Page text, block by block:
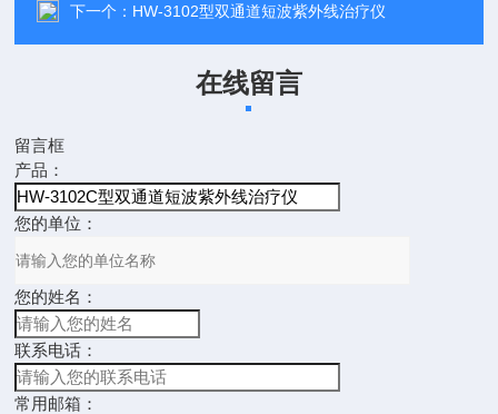
下一个： HW-3102型双通道短波紫外线治疗仪
在线留言
留言框
产品：
您的单位：
您的姓名：
联系电话：
常用邮箱：